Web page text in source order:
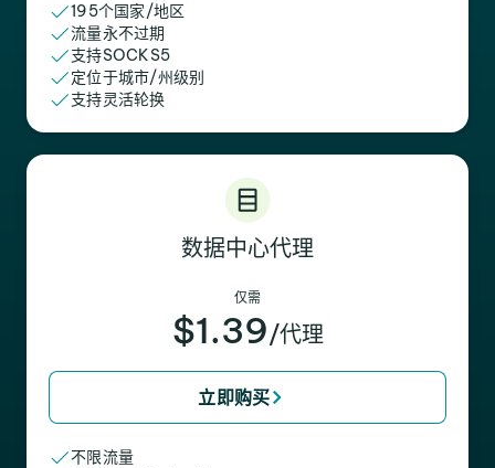
195个国家/地区
流量永不过期
支持SOCKS5
定位于城市/州级别
支持灵活轮换
数据中心代理
仅需
$1.39/代理
立即购买
不限流量